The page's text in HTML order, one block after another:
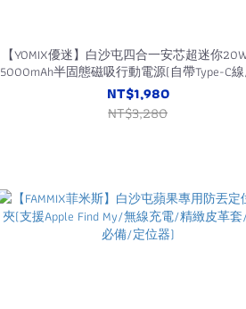
【YOMIX優迷】白沙屯四合一安芯超迷你
5000mAh半固態磁吸行動電源(自帶Type-C
顯示/磁吸充電/PD快充)
NT$1,980
NT$3,280